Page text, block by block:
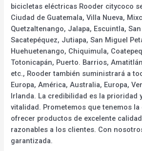
bicicletas eléctricas Rooder citycoco
Ciudad de Guatemala, Villa Nueva,
Quetzaltenango, Jalapa, Escuintla,
Sacatepéquez, Jutiapa, San Miguel
Huehuetenango, Chiquimula,
Totonicapán, Puerto. Barrios,
etc., Rooder también suministrará a
Europa, América, Australia, Europa,
Irlanda. La credibilidad es la prioridad
vitalidad. Prometemos que tenemos la
ofrecer productos de excelente
razonables a los clientes. Con
garantizada.